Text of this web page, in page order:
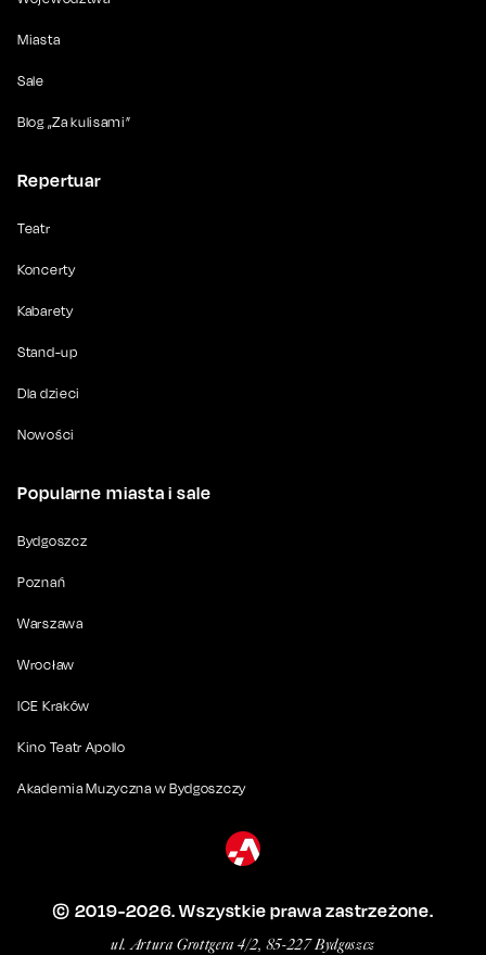
Miasta
Sale
Blog „Za kulisami”
Repertuar
Teatr
Koncerty
Kabarety
Stand-up
Dla dzieci
Nowości
Popularne miasta i sale
Bydgoszcz
Poznań
Warszawa
Wrocław
ICE Kraków
Kino Teatr Apollo
Akademia Muzyczna w Bydgoszczy
© 2019-2026. Wszystkie prawa zastrzeżone.
ul. Artura Grottgera 4/2, 85-227 Bydgoszcz